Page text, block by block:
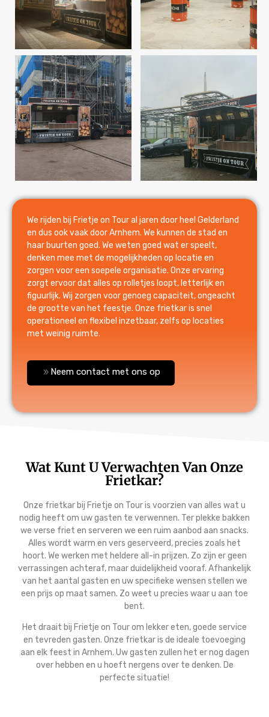
We rijden bij Frietje on Tour al jaren door heel Gelderland
en dus ook vaak door Arnhem. We kunnen de stad en
haar buurten goed. We weten goed wat er speelt,
denken mee met de mogelijkheden op locatie en
zorgen voor een soepele organisatie. Onze ervaring
zorgt ervoor dat alles op rolletjes loopt, letterlijk en
figuurlijk. Wij zorgen voor genoeg capaciteit, ongeacht
de grootte van het feestje. Onze frietkar is snel
operationeel en flexibel inzetbaar, zelfs op locaties
met weinig ruimte.
Neem contact met ons op
Wat Kunt U Verwachten Van Onze
Frietkar?
Onze frietkar bij Frietje on Tour is voorzien van alles wat u
nodig heeft om uw gasten te verwennen. Ter plekke bakken
we verse friet en serveren we een ruim aanbod aan snacks.
Alles wordt warm en vers geserveerd, precies zoals het
hoort. We werken met heldere all-in prijzen. Zo zijn er geen
verrassingen achteraf, maar duidelijkheid vooraf. Afhankelijk
van het aantal gasten en uw specifieke wensen stellen we
een prijs op maat samen. Zo weet u precies waar u aan toe
bent.
Het draait bij Frietje on Tour om lekker eten, goede service
en tevreden gasten. Onze frietkar is de ideale toevoeging
aan elk feest in Arnhem. Uw gasten zullen het er nog dagen
over hebben en u hoeft nergens over te denken. De
perfecte situatie!